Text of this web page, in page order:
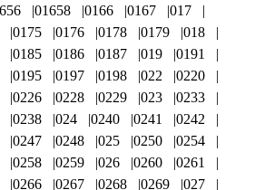
01658 0166 0167
017
0175 0176 0178 0179
018
0185 0186 0187 019
0191
0195 0197 0198 022
0220
0226 0228 0229 023
0233
0238 024 0240 0241
0242
0247 0248 025 0250
0254
0258 0259 026 0260
0261
0266 0267 0268 0269 027